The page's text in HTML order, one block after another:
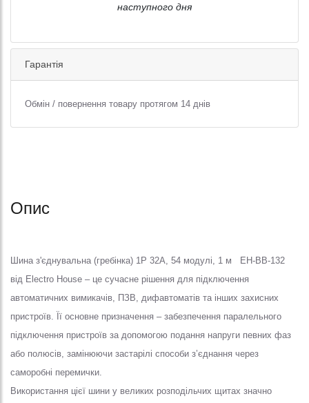
наступного дня
Гарантія
Обмін / повернення товару протягом 14 днів
Опис
Шина з'єднувальна (гребінка) 1P 32A, 54 модулі, 1 м EH-BB-132
від Electro House – це сучасне рішення для підключення
автоматичних вимикачів, ПЗВ, дифавтоматів та інших захисних
пристроїв. Її основне призначення – забезпечення паралельного
підключення пристроїв за допомогою подання напруги певних фаз
або полюсів, замінюючи застарілі способи з’єднання через
саморобні перемички.
Використання цієї шини у великих розподільчих щитах значно